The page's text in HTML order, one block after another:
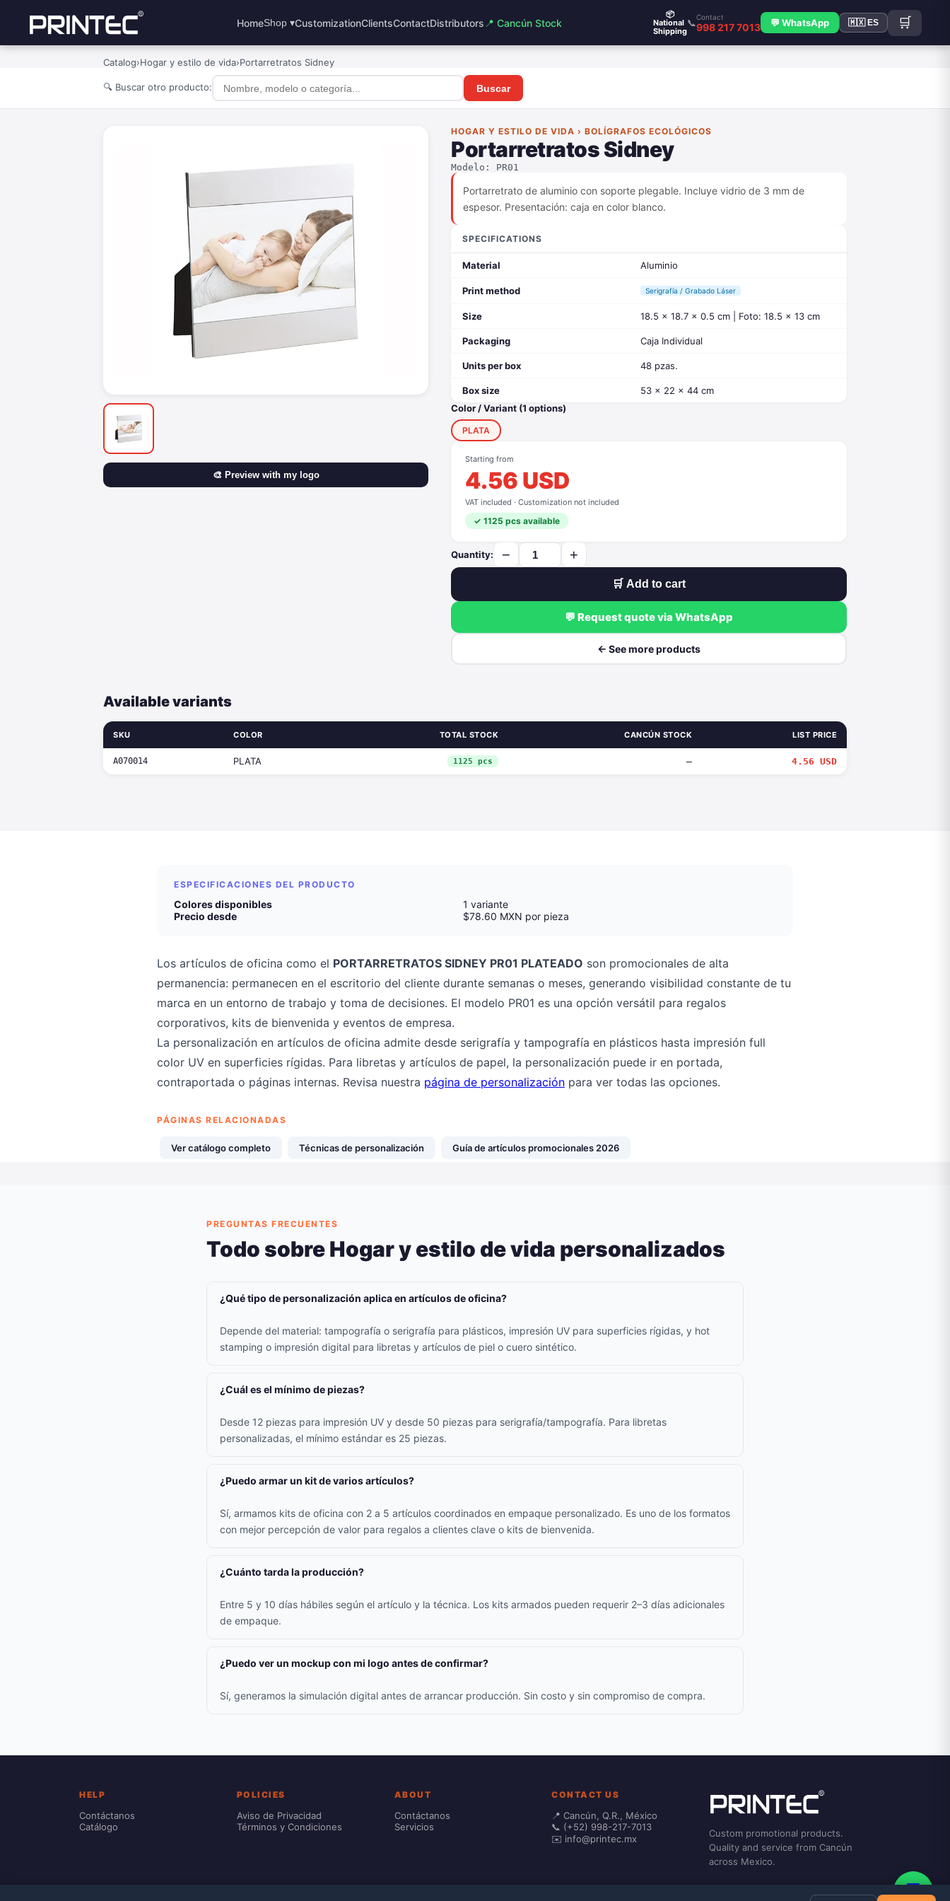
HomeShop ▾CustomizationClientsContactDistributors 📍 Cancún Stock
📦
National
Shipping
📞
Contact
998 217 7013 💬 WhatsApp 🇲🇽 ES 🛒
Catalog›Hogar y estilo de vida›Portarretratos Sidney
🔍 Buscar otro producto: Buscar
🎨 Preview with my logo
HOGAR Y ESTILO DE VIDA › BOLÍGRAFOS ECOLÓGICOS
Portarretratos Sidney
Modelo: PR01
Portarretrato de aluminio con soporte plegable. Incluye vidrio de 3 mm de
espesor. Presentación: caja en color blanco.
SPECIFICATIONS
Material Aluminio
Print method Serigrafía / Grabado Láser
Size 18.5 x 18.7 x 0.5 cm | Foto: 18.5 x 13 cm
Packaging Caja Individual
Units per box 48 pzas.
Box size
53 x 22 x 44 cm
Color / Variant (1 options)
PLATA
Starting from
4.56 USD
VAT included · Customization not included
✓ 1125 pcs available
Quantity: − +
🛒 Add to cart
💬 Request quote via WhatsApp
← See more products
Available variants
SKU COLOR TOTAL STOCK CANCÚN STOCK LIST PRICE
A070014 PLATA 1125 pcs — 4.56 USD
ESPECIFICACIONES DEL PRODUCTO
Colores disponibles
1 variante
Precio desde
$78.60 MXN por pieza
Los artículos de oficina como el PORTARRETRATOS SIDNEY PR01 PLATEADO son promocionales de alta
permanencia: permanecen en el escritorio del cliente durante semanas o meses, generando visibilidad constante de tu
marca en un entorno de trabajo y toma de decisiones. El modelo PR01 es una opción versátil para regalos
corporativos, kits de bienvenida y eventos de empresa.
La personalización en artículos de oficina admite desde serigrafía y tampografía en plásticos hasta impresión full
color UV en superficies rígidas. Para libretas y artículos de papel, la personalización puede ir en portada,
contraportada o páginas internas. Revisa nuestra página de personalización para ver todas las opciones.
PÁGINAS RELACIONADAS
Ver catálogo completo Técnicas de personalización Guía de artículos promocionales 2026
PREGUNTAS FRECUENTES
Todo sobre Hogar y estilo de vida personalizados
¿Qué tipo de personalización aplica en artículos de oficina?
Depende del material: tampografía o serigrafía para plásticos, impresión UV para superficies rígidas, y hot
stamping o impresión digital para libretas y artículos de piel o cuero sintético.
¿Cuál es el mínimo de piezas?
Desde 12 piezas para impresión UV y desde 50 piezas para serigrafía/tampografía. Para libretas
personalizadas, el mínimo estándar es 25 piezas.
¿Puedo armar un kit de varios artículos?
Sí, armamos kits de oficina con 2 a 5 artículos coordinados en empaque personalizado. Es uno de los formatos
con mejor percepción de valor para regalos a clientes clave o kits de bienvenida.
¿Cuánto tarda la producción?
Entre 5 y 10 días hábiles según el artículo y la técnica. Los kits armados pueden requerir 2–3 días adicionales
de empaque.
¿Puedo ver un mockup con mi logo antes de confirmar?
Sí, generamos la simulación digital antes de arrancar producción. Sin costo y sin compromiso de compra.
HELP
Contáctanos
Catálogo
POLICIES
Aviso de Privacidad
Términos y Condiciones
ABOUT
Contáctanos
Servicios
CONTACT US
📍 Cancún, Q.R., México
📞 (+52) 998-217-7013
✉️ info@printec.mx
Custom promotional products.
Quality and service from Cancún
across Mexico.
💬